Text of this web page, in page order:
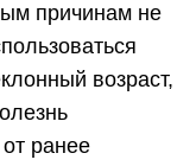
причинам не
возраст,
ранее